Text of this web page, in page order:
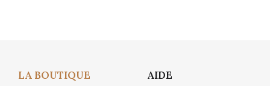
LA BOUTIQUE AIDE